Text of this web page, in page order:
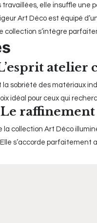
elle insuffle une
Art Déco est équipé
collection s’intègre
sobriété des matériaux
idéal pour ceux qui
Le
collection Art Déco
s’accorde parfaitement